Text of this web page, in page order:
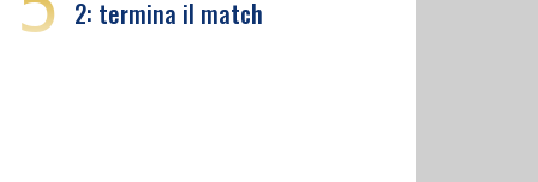
2: termina il match